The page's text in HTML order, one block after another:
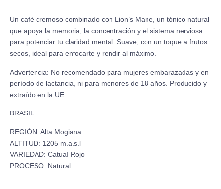
Un café cremoso combinado con Lion’s Mane, un tónico natural
que apoya la memoria, la concentración y el sistema nerviosa
para potenciar tu claridad mental. Suave, con un toque a frutos
secos, ideal para enfocarte y rendir al máximo.
Advertencia: No recomendado para mujeres embarazadas y en
período de lactancia, ni para menores de 18 años. Producido y
extraído en la UE.
BRASIL
REGIÓN: Alta Mogiana
ALTITUD: 1205 m.a.s.l
VARIEDAD: Catuaí Rojo
PROCESO: Natural